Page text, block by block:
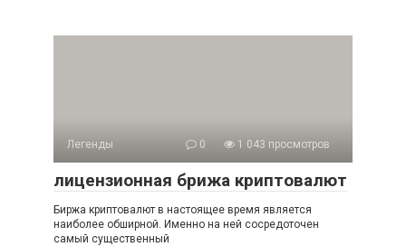
Легенды 0 1 043 просмотров
лицензионная брижа криптовалют
Биржа криптовалют в настоящее время является
наиболее обширной. Именно на ней сосредоточен
самый существенный